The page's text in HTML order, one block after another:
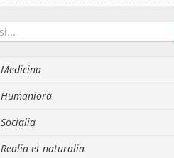
Medicina
Humaniora
Socialia
Realia et naturalia